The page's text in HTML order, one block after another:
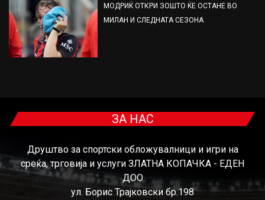
МОДРИЌ ОТКРИ ЗОШТО ЌЕ ОСТАНЕ ВО
МИЛАН И СЛЕДНАТА СЕЗОНА
ЗА НАС
Друштво за спортски обложувалници и игри на
среќа, трговија и услуги ЗЛАТНА КОПАЧКА - ЕДЕН
ДОО
ул. Борис Трајковски бр.198